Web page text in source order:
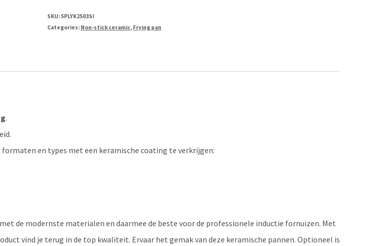
SKU:5PLYK2503SI
Categories: Non-stick ceramic, Frying pan
.
en types met een keramische coating te verkrijgen:
de modernste materialen en daarmee de beste voor de professionele inductie fornuizen. Met
vind je terug in de top kwaliteit. Ervaar het gemak van deze keramische pannen. Optioneel is